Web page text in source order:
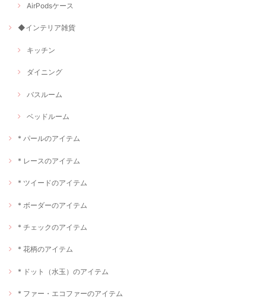
AirPodsケース
◆インテリア雑貨
キッチン
ダイニング
バスルーム
ベッドルーム
* パールのアイテム
* レースのアイテム
* ツイードのアイテム
* ボーダーのアイテム
* チェックのアイテム
* 花柄のアイテム
* ドット（水玉）のアイテム
* ファー・エコファーのアイテム